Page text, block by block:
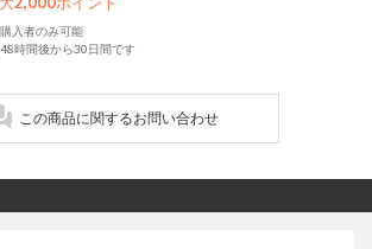
入者のみ可能
時間後から30日間です
この商品に関するお問い合わせ